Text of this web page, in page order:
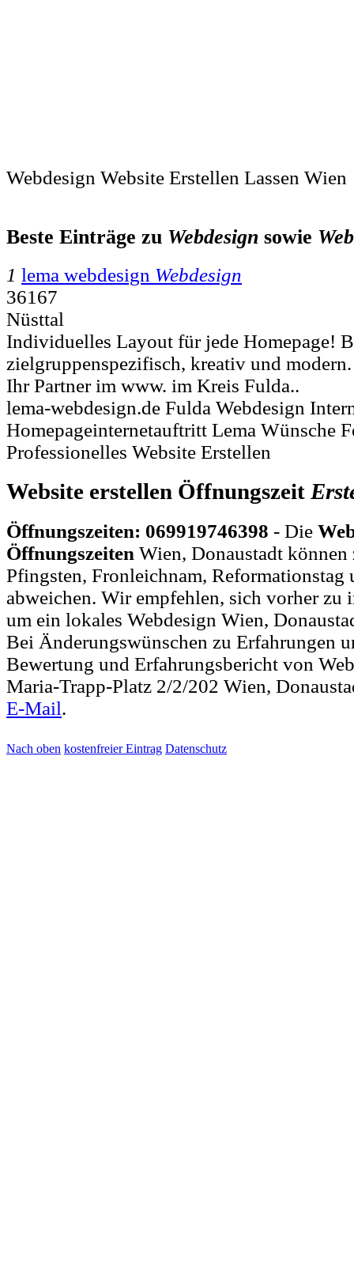
Webdesign Website Erstellen Lassen Wien
Beste Einträge zu Webdesign sowie
1 lema webdesign Webdesign
36167
Nüsttal
Individuelles Layout für jede Homepage!
zielgruppenspezifisch, kreativ und
Ihr Partner im www. im Kreis Fulda..
lema-webdesign.de Fulda Webdesign
Homepageinternetauftritt Lema Wünsche
Professionelles Website Erstellen
Website erstellen Öffnungszeit
Öffnungszeiten: 069919746398 - Die
Öffnungszeiten Wien, Donaustadt können
Pfingsten, Fronleichnam,
abweichen. Wir empfehlen, sich vorher zu
um ein lokales Webdesign Wien,
Bei Änderungswünschen zu Erfahrungen
Bewertung und Erfahrungsbericht von
Maria-Trapp-Platz 2/2/202 Wien,
E-Mail.
Nach oben kostenfreier Eintrag Datenschutz